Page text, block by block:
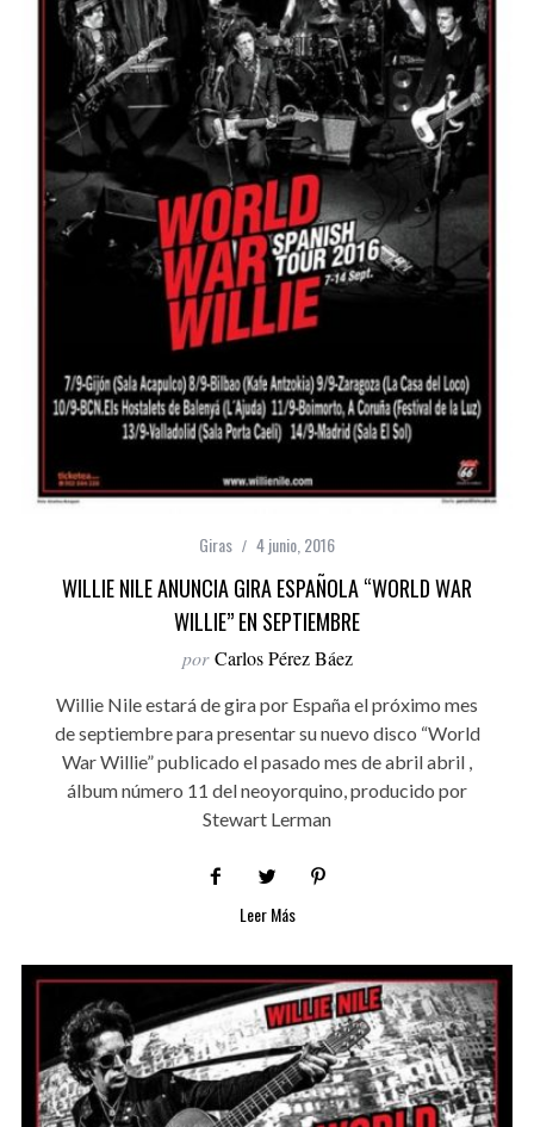
Giras 4 junio, 2016
WILLIE NILE ANUNCIA GIRA ESPAÑOLA “WORLD WAR
WILLIE” EN SEPTIEMBRE
por Carlos Pérez Báez
Willie Nile estará de gira por España el próximo mes
de septiembre para presentar su nuevo disco “World
War Willie” publicado el pasado mes de abril abril ,
álbum número 11 del neoyorquino, producido por
Stewart Lerman
Leer Más